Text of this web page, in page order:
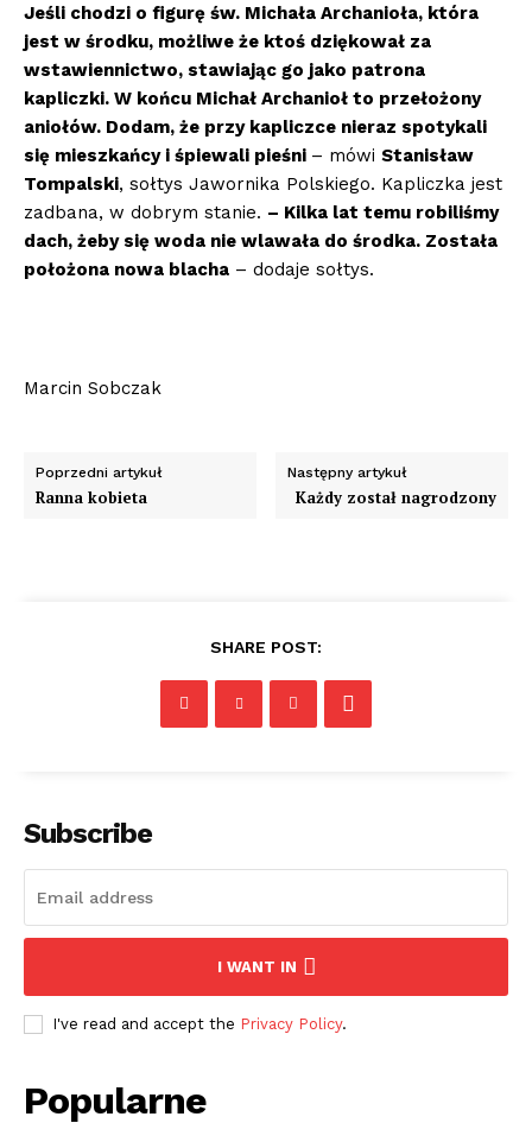
Jeśli chodzi o figurę św. Michała Archanioła, która
jest w środku, możliwe że ktoś dziękował za
wstawiennictwo, stawiając go jako patrona
kapliczki. W końcu Michał Archanioł to przełożony
aniołów. Dodam, że przy kapliczce nieraz spotykali
się mieszkańcy i śpiewali pieśni – mówi Stanisław
Tompalski, sołtys Jawornika Polskiego. Kapliczka jest
zadbana, w dobrym stanie. – Kilka lat temu robiliśmy
dach, żeby się woda nie wlawała do środka. Została
położona nowa blacha – dodaje sołtys.
Marcin Sobczak
Poprzedni artykuł
Ranna kobieta
Następny artykuł
Każdy został nagrodzony
SHARE POST:
Subscribe
I WANT IN
I've read and accept the Privacy Policy.
Popularne